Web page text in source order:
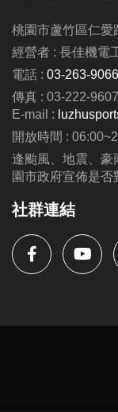
06/30 #前 本期
．◆* 有 #加碼優
同一人報名三
同一人報名兩門
-洽詢專線：03-
-
https://
桃園市蘆竹區仁愛
經營者 : 長佳機電
電話 : 03-263-9066
傳真 : 03-222-9607
E-mail :
開放時間 :
逢颱風、地震、豪
園市政府宣佈是否
社群連結